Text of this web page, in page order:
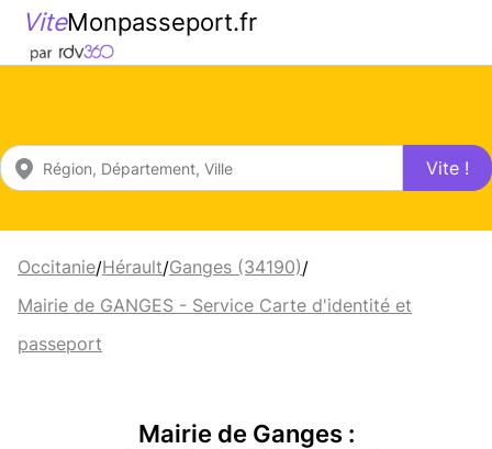
ViteMonpasseport.fr
Vite !
Occitanie/Hérault/Ganges (34190)/
Mairie de GANGES - Service Carte d'identité et
passeport
Mairie de Ganges :